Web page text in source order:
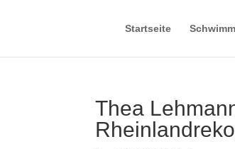
Startseite
Thea